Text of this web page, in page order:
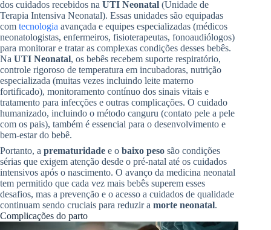
dos cuidados recebidos na UTI Neonatal (Unidade de
Terapia Intensiva Neonatal). Essas unidades são equipadas
com tecnologia avançada e equipes especializadas (médicos
neonatologistas, enfermeiros, fisioterapeutas, fonoaudiólogos)
para monitorar e tratar as complexas condições desses bebês.
Na UTI Neonatal, os bebês recebem suporte respiratório,
controle rigoroso de temperatura em incubadoras, nutrição
especializada (muitas vezes incluindo leite materno
fortificado), monitoramento contínuo dos sinais vitais e
tratamento para infecções e outras complicações. O cuidado
humanizado, incluindo o método canguru (contato pele a pele
com os pais), também é essencial para o desenvolvimento e
bem-estar do bebê.
Portanto, a prematuridade e o baixo peso são condições
sérias que exigem atenção desde o pré-natal até os cuidados
intensivos após o nascimento. O avanço da medicina neonatal
tem permitido que cada vez mais bebês superem esses
desafios, mas a prevenção e o acesso a cuidados de qualidade
continuam sendo cruciais para reduzir a morte neonatal.
Complicações do parto